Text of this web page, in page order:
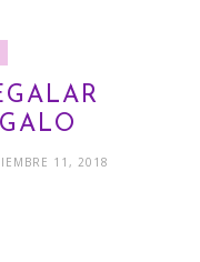
11, 2018